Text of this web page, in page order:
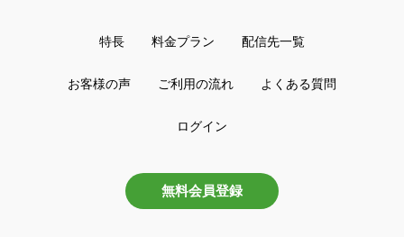
特長 料金プラン 配信先一覧
お客様の声 ご利用の流れ よくある質問
ログイン
無料会員登録